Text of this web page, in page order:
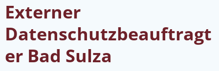
Externer
Datenschutzbeauftragt
er Bad Sulza